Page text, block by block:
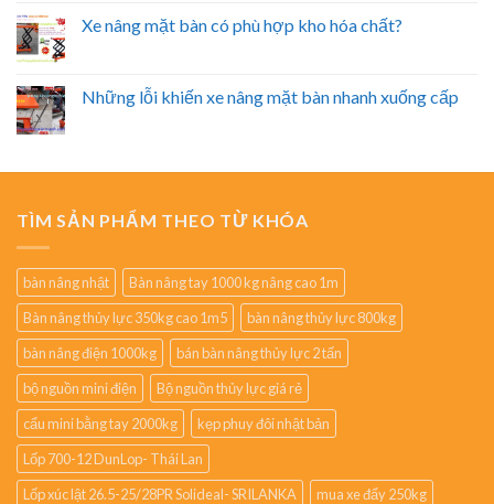
Xe nâng mặt bàn có phù hợp kho hóa chất?
Những lỗi khiến xe nâng mặt bàn nhanh xuống cấp
TÌM SẢN PHẨM THEO TỪ KHÓA
bàn nâng nhật
Bàn nâng tay 1000 kg nâng cao 1m
Bàn nâng thủy lực 350kg cao 1m5
bàn nâng thủy lực 800kg
bàn nâng điện 1000kg
bán bàn nâng thủy lực 2 tấn
bộ nguồn mini điện
Bộ nguồn thủy lực giá rẻ
cẩu mini bằng tay 2000kg
kẹp phuy đôi nhật bản
Lốp 700-12 DunLop- Thái Lan
Lốp xúc lật 26.5-25/28PR Solideal- SRILANKA
mua xe đẩy 250kg